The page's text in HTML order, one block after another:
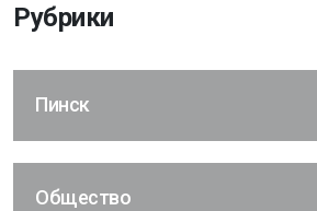
Рубрики
Пинск
Общество